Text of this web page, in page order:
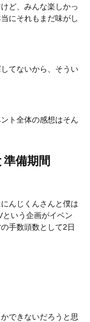
ど、みんな楽しかっ
にそれもまだ味がし
てないから、そうい
ト全体の感想はそん
備期間
んじくんさんと僕は
という企画がイベン
手数頭数として2日
できないだろうと思